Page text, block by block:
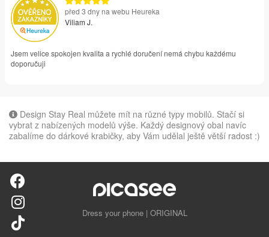
před 3 dny na webu Heureka
Viliam J.
Jsem velice spokojen kvalita a rychlé doručení nemá chybu každému
doporučuji
Design Stay Real můžete mít na různé typy mobilů. Stačí si
vybrat z nabízených modelů výše. Každý designový obal navíc
zabalíme do dárkové krabičky, aby Vám udělal ještě větší radost :)
Dress your phone | ORIGINAL